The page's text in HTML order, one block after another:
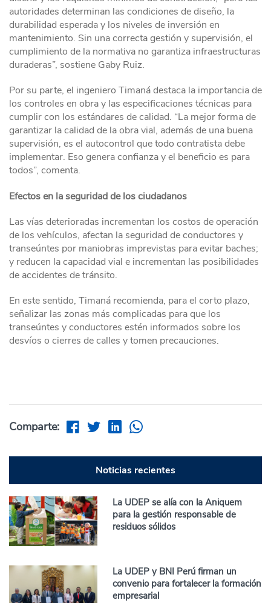
autoridades determinan las condiciones de diseño, la
durabilidad esperada y los niveles de inversión en
mantenimiento. Sin una correcta gestión y supervisión, el
cumplimiento de la normativa no garantiza infraestructuras
duraderas”, sostiene Gaby Ruiz.
Por su parte, el ingeniero Timaná destaca la importancia de
los controles en obra y las especificaciones técnicas para
cumplir con los estándares de calidad. “La mejor forma de
garantizar la calidad de la obra vial, además de una buena
supervisión, es el autocontrol que todo contratista debe
implementar. Eso genera confianza y el beneficio es para
todos”, comenta.
Efectos en la seguridad de los ciudadanos
Las vías deterioradas incrementan los costos de operación
de los vehículos, afectan la seguridad de conductores y
transeúntes por maniobras imprevistas para evitar baches;
y reducen la capacidad vial e incrementan las posibilidades
de accidentes de tránsito.
En este sentido, Timaná recomienda, para el corto plazo,
señalizar las zonas más complicadas para que los
transeúntes y conductores estén informados sobre los
desvíos o cierres de calles y tomen precauciones.
Comparte:
Noticias recientes
La UDEP se alía con la Aniquem
para la gestión responsable de
residuos sólidos
La UDEP y BNI Perú firman un
convenio para fortalecer la formación
empresarial